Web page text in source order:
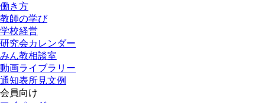
働き方
教師の学び
学校経営
研究会カレンダー
みん教相談室
動画ライブラリー
通知表所見文例
会員向け